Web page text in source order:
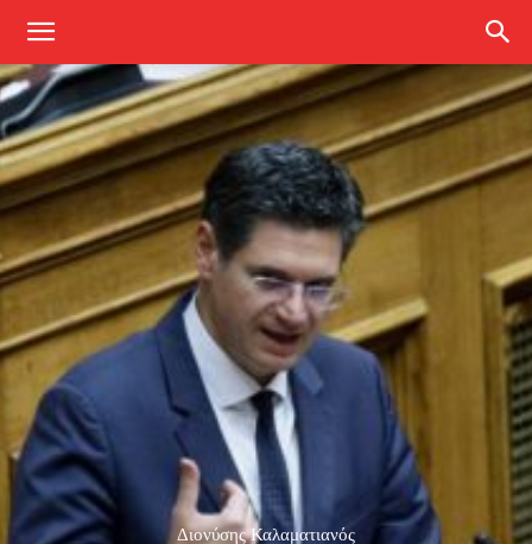
Διονύσης Καλαματιανός